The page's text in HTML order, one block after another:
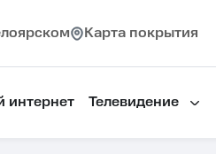
Карта покрытия
Телевидение